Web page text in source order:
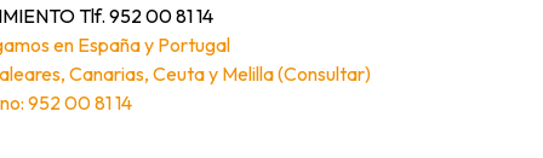
Tlf. 952 00 81 14
en España y Portugal
Canarias, Ceuta y Melilla (Consultar)
952 00 81 14